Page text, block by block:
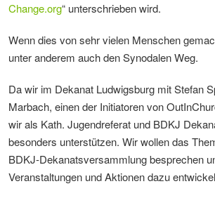
Change.org“ unterschrieben wird.
Wenn dies von sehr vielen Menschen
unter anderem auch den Synodalen Weg.
Da wir im Dekanat Ludwigsburg mit Stefan
Marbach, einen der Initiatoren von
wir als Kath. Jugendreferat und BDKJ
besonders unterstützen. Wir wollen das
BDKJ-Dekanatsversammlung besprechen
Veranstaltungen und Aktionen dazu